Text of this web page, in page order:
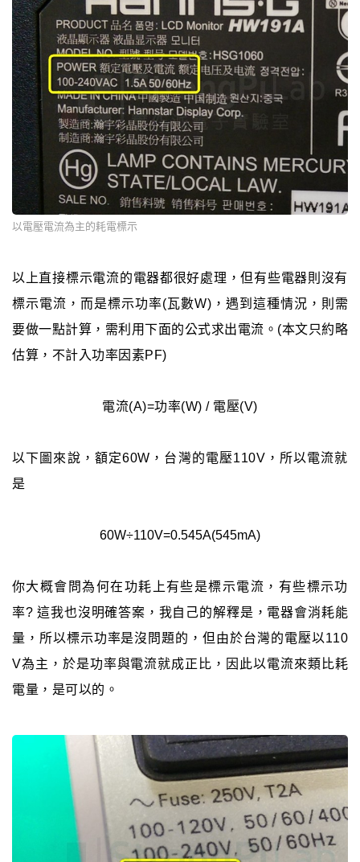
以電壓電流為主的耗電標示
以上直接標示電流的電器都很好處理，但有些電器則沒有
標示電流，而是標示功率(瓦數W)，遇到這種情況，則需
要做一點計算，需利用下面的公式求出電流。(本文只約略
估算，不計入功率因素PF)
電流(A)=功率(W) / 電壓(V)
以下圖來說，額定60W，台灣的電壓110V，所以電流就
是
60W÷110V=0.545A(545mA)
你大概會問為何在功耗上有些是標示電流，有些標示功
率? 這我也沒明確答案，我自己的解釋是，電器會消耗能
量，所以標示功率是沒問題的，但由於台灣的電壓以110
V為主，於是功率與電流就成正比，因此以電流來類比耗
電量，是可以的。